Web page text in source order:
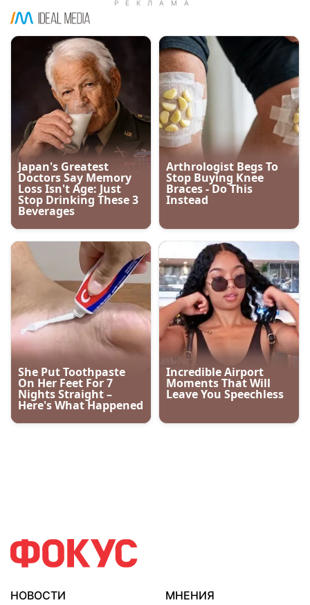
НОВОСТИ
МНЕНИЯ